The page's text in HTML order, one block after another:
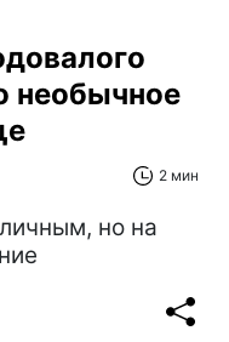
необычное
2 мин
но на